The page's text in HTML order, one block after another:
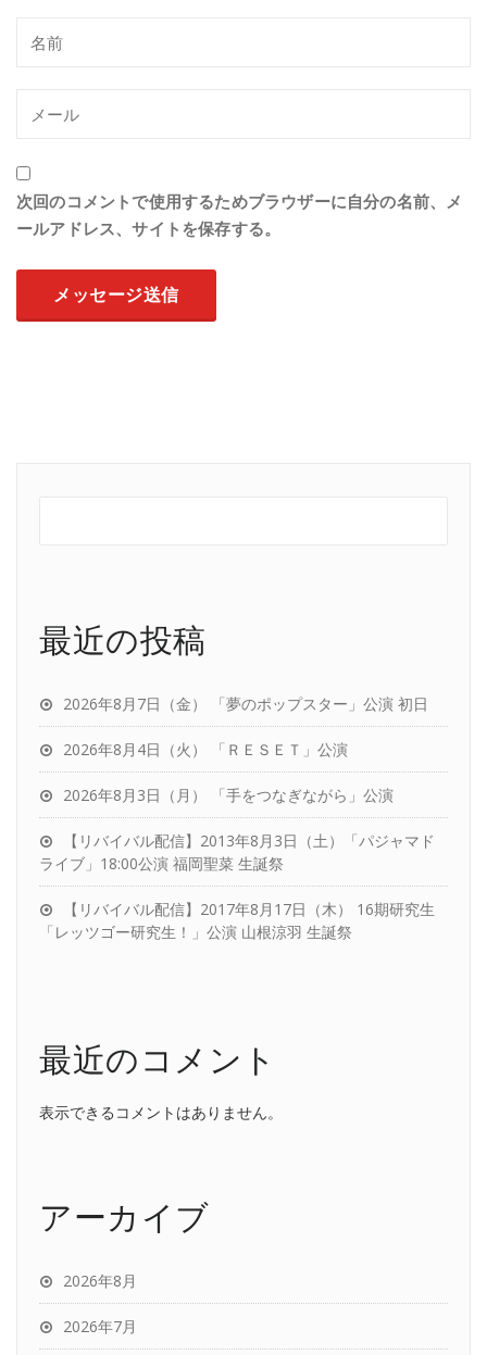
次回のコメントで使用するためブラウザーに自分の名前、メ
ールアドレス、サイトを保存する。
最近の投稿
2026年8月7日（金） 「夢のポップスター」公演 初日
2026年8月4日（火） 「ＲＥＳＥＴ」公演
2026年8月3日（月） 「手をつなぎながら」公演
【リバイバル配信】2013年8月3日（土）「パジャマド
ライブ」18:00公演 福岡聖菜 生誕祭
【リバイバル配信】2017年8月17日（木） 16期研究生
「レッツゴー研究生！」公演 山根涼羽 生誕祭
最近のコメント
表示できるコメントはありません。
アーカイブ
2026年8月
2026年7月